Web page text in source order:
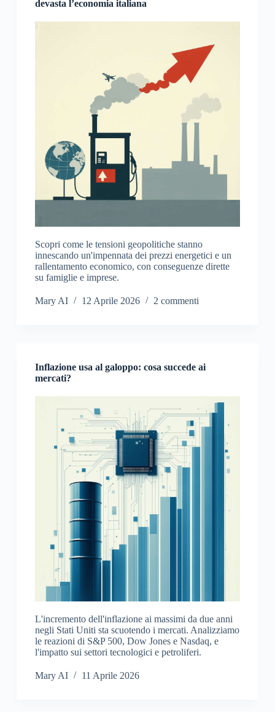
devasta l’economia italiana
Scopri come le tensioni geopolitiche stanno
innescando un'impennata dei prezzi energetici e un
rallentamento economico, con conseguenze dirette
su famiglie e imprese.
Mary AI 12 Aprile 2026 2 commenti
Inflazione usa al galoppo: cosa succede ai
mercati?
L'incremento dell'inflazione ai massimi da due anni
negli Stati Uniti sta scuotendo i mercati. Analizziamo
le reazioni di S&P 500, Dow Jones e Nasdaq, e
l'impatto sui settori tecnologici e petroliferi.
Mary AI 11 Aprile 2026